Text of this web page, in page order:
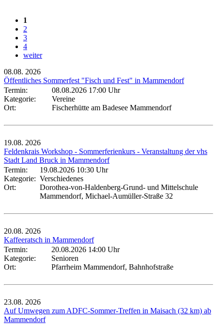
1
2
3
4
weiter
08.08. 2026
Öffentliches Sommerfest "Fisch und Fest" in Mammendorf
Termin:
08.08.2026 17:00 Uhr
Kategorie:
Vereine
Ort:
Fischerhütte am Badesee Mammendorf
19.08. 2026
Feldenkrais Workshop - Sommerferienkurs - Veranstaltung der vhs
Stadt Land Bruck in Mammendorf
Termin:
19.08.2026 10:30 Uhr
Kategorie: Verschiedenes
Ort:
Dorothea-von-Haldenberg-Grund- und Mittelschule
Mammendorf, Michael-Aumüller-Straße 32
20.08. 2026
Kaffeeratsch in Mammendorf
Termin:
20.08.2026 14:00 Uhr
Kategorie:
Senioren
Ort:
Pfarrheim Mammendorf, Bahnhofstraße
23.08. 2026
Auf Umwegen zum ADFC-Sommer-Treffen in Maisach (32 km) ab
Mammendorf